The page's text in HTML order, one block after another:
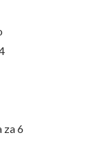
za 6